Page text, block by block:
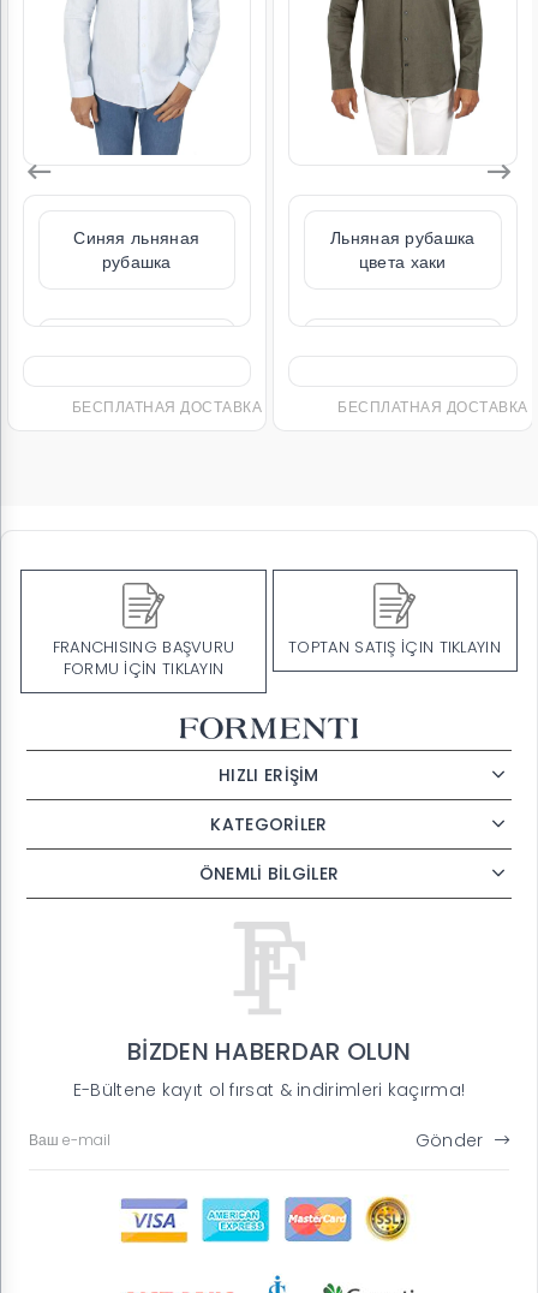
кроя
ДОСТАВКА
Льняная рубашка
стандартного кроя
БЕСПЛАТНАЯ ДОСТАВКА
FRANCHISING BAŞVURU
FORMU İÇİN TIKLAYIN
TOPTAN SATIŞ İÇIN TIKLAYIN
HIZLI ERİŞİM
KATEGORİLER
ÖNEMLİ BİLGİLER
BİZDEN HABERDAR OLUN
E-Bültene kayıt ol fırsat & indirimleri kaçırma!
Gönder